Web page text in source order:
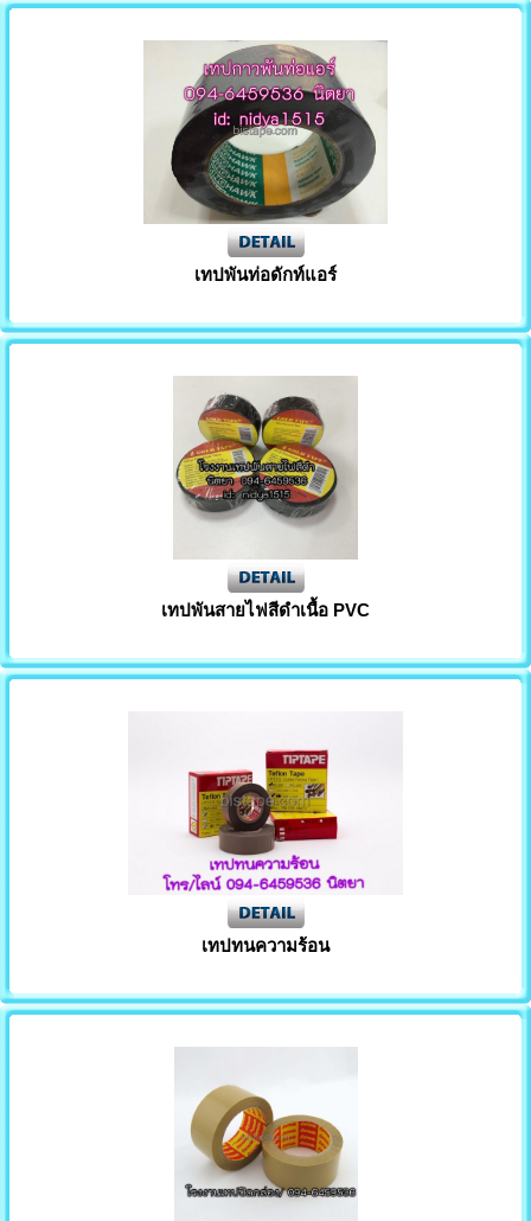
เทปพันท่อดักท์แอร์
เทปพันสายไฟสีดำเนื้อ PVC
เทปทนความร้อน